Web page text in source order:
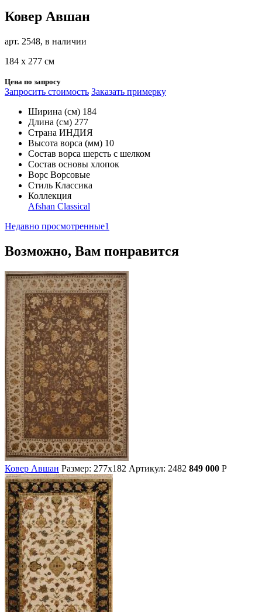
Ковер Авшан
арт. 2548, в наличии
184 х 277 см
Цена по запросу
Запросить стоимость Заказать примерку
Ширина (см) 184
Длина (см) 277
Страна ИНДИЯ
Высота ворса (мм) 10
Состав ворса шерсть с шелком
Состав основы хлопок
Ворс Ворсовые
Стиль Классика
Коллекция
Afshan Classical
Недавно просмотренные1
Возможно, Вам понравится
Ковер Авшан Размер: 277х182 Артикул: 2482 849 000 Р